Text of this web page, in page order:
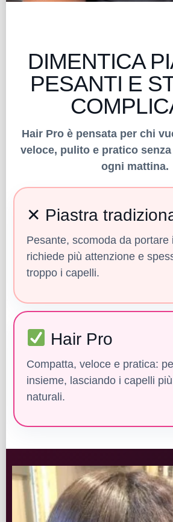
DIMENTICA
PESANTI E
Hair Pro è pensata per chi
veloce, pulito e pratico
ogni mattina.
✕ Piastra
Pesante, scomoda da portare
richiede più attenzione e
troppo i capelli.
Hair Pro
Compatta, veloce e pratica:
insieme, lasciando i capelli
naturali.